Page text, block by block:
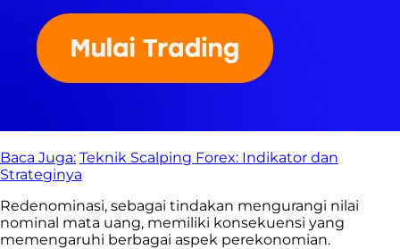
Baca Juga: Teknik Scalping Forex: Indikator dan
Strateginya
Redenominasi, sebagai tindakan mengurangi nilai
nominal mata uang, memiliki konsekuensi yang
memengaruhi berbagai aspek perekonomian.